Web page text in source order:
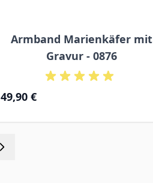
Armband Marienkäfer mit
Gravur - 0876
Ab
49,90 €